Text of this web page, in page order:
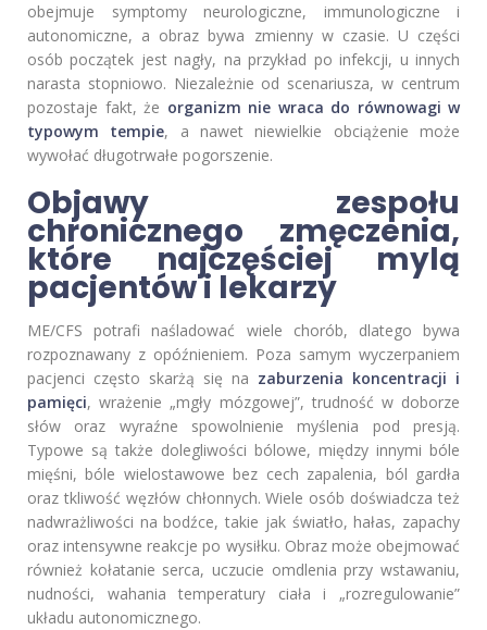
obejmuje symptomy neurologiczne, immunologiczne i
autonomiczne, a obraz bywa zmienny w czasie. U części
osób początek jest nagły, na przykład po infekcji, u innych
narasta stopniowo. Niezależnie od scenariusza, w centrum
pozostaje fakt, że organizm nie wraca do równowagi w
typowym tempie, a nawet niewielkie obciążenie może
wywołać długotrwałe pogorszenie.
Objawy zespołu
chronicznego zmęczenia,
które najczęściej mylą
pacjentów i lekarzy
ME/CFS potrafi naśladować wiele chorób, dlatego bywa
rozpoznawany z opóźnieniem. Poza samym wyczerpaniem
pacjenci często skarżą się na zaburzenia koncentracji i
pamięci, wrażenie „mgły mózgowej”, trudność w doborze
słów oraz wyraźne spowolnienie myślenia pod presją.
Typowe są także dolegliwości bólowe, między innymi bóle
mięśni, bóle wielostawowe bez cech zapalenia, ból gardła
oraz tkliwość węzłów chłonnych. Wiele osób doświadcza też
nadwrażliwości na bodźce, takie jak światło, hałas, zapachy
oraz intensywne reakcje po wysiłku. Obraz może obejmować
również kołatanie serca, uczucie omdlenia przy wstawaniu,
nudności, wahania temperatury ciała i „rozregulowanie”
układu autonomicznego.